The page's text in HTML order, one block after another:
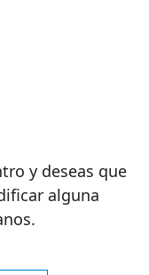
y deseas que
alguna